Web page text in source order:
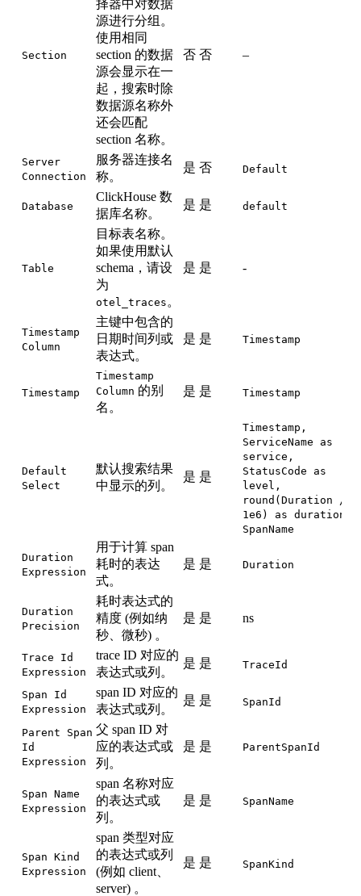
Section
择器中对数据
源进行分组。
使用相同
section 的数据
源会显示在一
起，搜索时除
数据源名称外
还会匹配
section 名称。
否 否 –
Server
Connection
服务器连接名
称。
是 否 Default
Database
ClickHouse 数
据库名称。
是 是 default
Table
目标表名称。
如果使用默认
schema，请设
为
otel_traces 。
是 是 -
Timestamp
Column
主键中包含的
日期时间列或
表达式。
是 是 Timestamp
Timestamp
Timestamp
Column 的别
名。
是 是 Timestamp
Default
Select
默认搜索结果
中显示的列。
是 是
Timestamp,
ServiceName as
service,
StatusCode as
level,
round(Duration /
1e6) as duration,
SpanName
Duration
Expression
用于计算 span
耗时的表达
式。
是 是 Duration
Duration
Precision
耗时表达式的
精度 (例如纳
秒、微秒) 。
是 是 ns
Trace Id
Expression
trace ID 对应的
表达式或列。
是 是 TraceId
Span Id
Expression
span ID 对应的
表达式或列。
是 是 SpanId
Parent Span
Id
Expression
父 span ID 对
应的表达式或
列。
是 是 ParentSpanId
Span Name
Expression
span 名称对应
的表达式或
列。
是 是 SpanName
Span Kind
Expression
span 类型对应
的表达式或列
(例如 client、
server) 。
是 是 SpanKind